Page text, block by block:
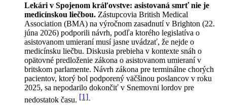
Lekári v Spojenom kráľovstve: asistovaná smrť nie je
medicínskou liečbou. Zástupcovia British Medical
Association (BMA) na výročnom zasadnutí v Brighton (22.
júna 2026) podporili návrh, podľa ktorého legislatíva o
asistovanom umieraní musí jasne uvádzať, že nejde o
medicínsku liečbu. Diskusia prebieha v kontexte snáh o
opätovné predloženie zákona o asistovanom umieraní v
britskom parlamente. Návrh zákona pre terminálne chorých
pacientov, ktorý bol podporený väčšinou poslancov v roku
2025, sa nepodarilo dokončiť v Snemovni lordov pre
nedostatok času. [1]